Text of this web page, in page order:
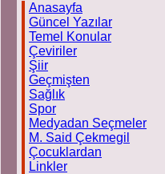
Anasayfa
Güncel Yazılar
Temel Konular
Çeviriler
Şiir
Geçmişten
Sağlık
Spor
Medyadan Seçmeler
M. Said Çekmegil
Çocuklardan
Linkler